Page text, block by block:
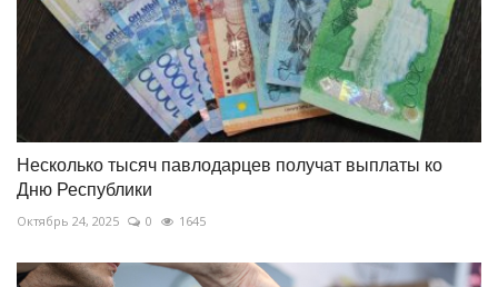
Несколько тысяч павлодарцев получат выплаты ко
Дню Республики
Октябрь 24, 2025 0 1645